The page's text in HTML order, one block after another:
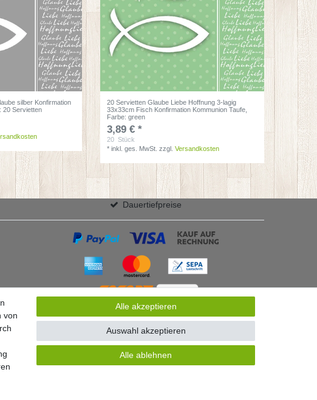
silber Konfirmation
20 Servietten
20 Servietten Glaube Liebe Hoffnung 3-lagig
33x33cm Fisch Konfirmation Kommunion Taufe
Farbe: green
3,89 € *
20 Stück
*inkl. ges. MwSt. zzgl.Versandkosten
Dauertiefpreise
von
Alle akzeptieren
Alle ablehnen
Auswahl akzeptieren